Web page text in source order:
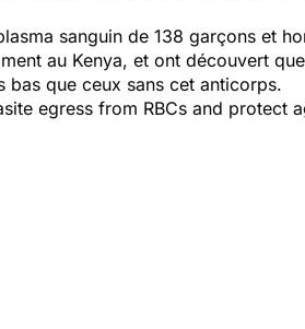
sanguin de 138 garçons et
au Kenya, et ont découvert
que ceux sans cet anticorps.
egress from RBCs and protect